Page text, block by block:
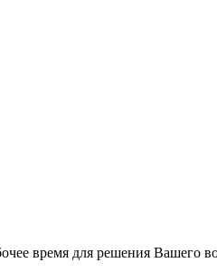
время для решения Вашего